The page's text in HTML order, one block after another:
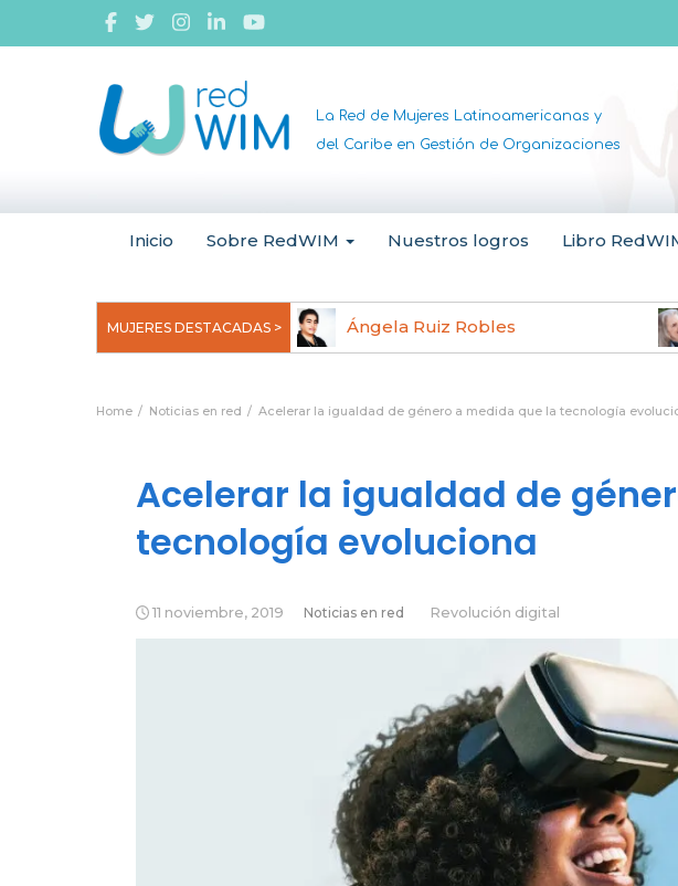
La Red de Mujeres Latinoamericanas y
del Caribe en Gestión de Organizaciones
Inicio Sobre RedWIM Nuestros logros Libro
MUJERES DESTACADAS >
Uchegbu, pionera en
Ángela Ruiz Robles
Home Noticias en red Acelerar la igualdad de género a medida que la tecnología
Acelerar la igualdad de
tecnología evoluciona
11 noviembre, 2019 Noticias en red Revolución digital